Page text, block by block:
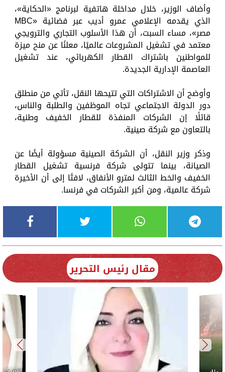
وأضاف الوزير، خلال مداخلة هاتفية لبرنامج «الحكاية»،
الذي يقدمه الإعلامي عمرو أديب عبر فضائية «MBC
مصر»، مساء السبت، أن هذا الأسلوب التجاري والترويجي
معتمد في تشغيل المشروعات عالميًا، معلنًا عن منح ميزة
للمواطنين باشتراك القطار الكهربائي، عند تشغيل
العاصمة الإدارية الجديدة.
وأوضح أن الاشتراكات التي تتيحها النقل، تأتي من منطلق
دور الدولة الاجتماعي تجاه الموظفين والطلبة والناس،
قائلًا إن الشركات المنفذة للقطار الخفيف وطنية،
بالتعاون مع شركة صينية.
وذكر وزير النقل، أن الشركة الصينية مسؤولة أيضًا عن
الصيانة، بينما تتولى شركة فرنسية تشغيل القطار
الخفيف والخط الثالث لمترو الأنفاق، لافتًا إلى أن الأخيرة
شركة عالمية، ومن أكبر الشركات في فرنسا.
مقال رئيس التحرير